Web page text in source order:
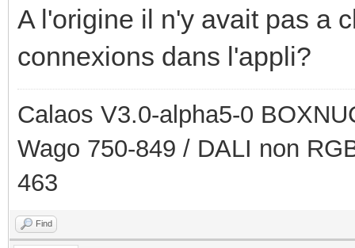
A l'origine il n'y avait pas a
connexions dans l'appli?
Calaos V3.0-alpha5-0
Wago 750-849 / DALI non
463
Find